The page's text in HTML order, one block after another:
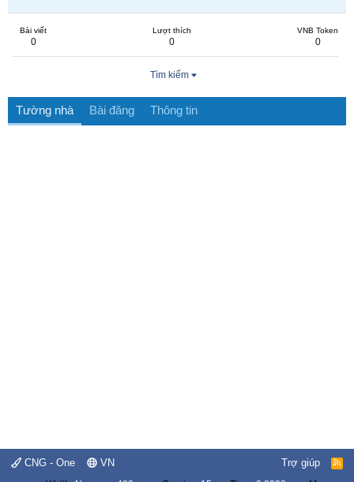
Bài viết
0
Lượt thích
0
VNB Token
0
Tìm kiếm
Tường nhà Bài đăng Thông tin
CNG - One VN Trợ giúp
R